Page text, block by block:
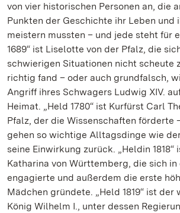
von vier historischen Personen an, die
Punkten der Geschichte ihr Leben und
meistern mussten – und jede steht für
1689“ ist Liselotte von der Pfalz, die
schwierigen Situationen nicht scheute
richtig fand – oder auch grundfalsch,
Angriff ihres Schwagers Ludwig XIV.
Heimat. „Held 1780“ ist Kurfürst Carl
Pfalz, der die Wissenschaften förderte
gehen so wichtige Alltagsdinge wie
seine Einwirkung zurück. „Heldin 1818“
Katharina von Württemberg, die sich in
engagierte und außerdem die erste
Mädchen gründete. „Held 1819“ ist
König Wilhelm I., unter dessen